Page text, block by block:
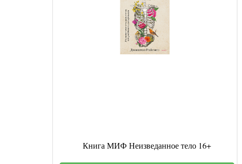
Книга МИФ Неизведанное тело 16+